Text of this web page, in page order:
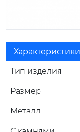
Характеристики
Тип изделия
Размер
Металл